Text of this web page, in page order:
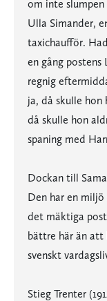
om inte
Ulla Simander,
taxichaufför.
en gång postens
regnig
ja, då skulle hon
då skulle hon
spaning med
Dockan till
Den har en
det mäktiga
bättre här än att
svenskt
Stieg Trenter